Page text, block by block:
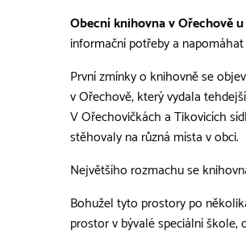
Obecní knihovna v Ořechově
informační potřeby a
První zmínky o knihovně se
v Ořechově, který vydala
V Ořechovičkách a Tikovicích
stěhovaly na různá místa v obci.
Největšího rozmachu se
Bohužel tyto prostory po
prostor v bývalé speciální škole,